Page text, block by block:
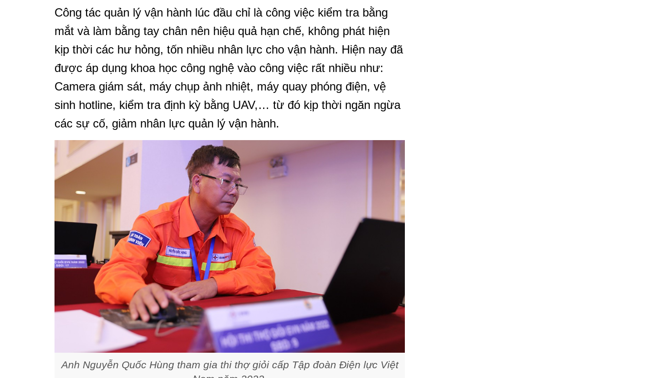
Công tác quản lý vận hành lúc đầu chỉ là công việc kiểm tra bằng
mắt và làm bằng tay chân nên hiệu quả hạn chế, không phát hiện
kịp thời các hư hỏng, tốn nhiều nhân lực cho vận hành. Hiện nay đã
được áp dụng khoa học công nghệ vào công việc rất nhiều như:
Camera giám sát, máy chụp ảnh nhiệt, máy quay phóng điện, vệ
sinh hotline, kiểm tra định kỳ bằng UAV,… từ đó kịp thời ngăn ngừa
các sự cố, giảm nhân lực quản lý vận hành.
Anh Nguyễn Quốc Hùng tham gia thi thợ giỏi cấp Tập đoàn Điện lực Việt